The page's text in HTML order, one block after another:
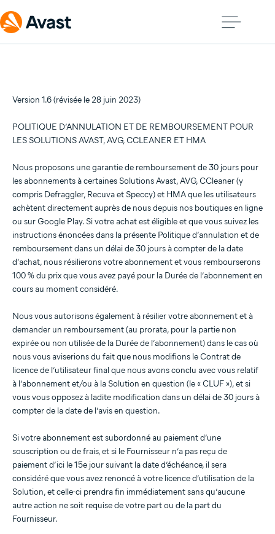
Version 1.6 (révisée le 28 juin 2023)
POLITIQUE D’ANNULATION ET DE REMBOURSEMENT POUR
LES SOLUTIONS AVAST, AVG, CCLEANER ET HMA
Nous proposons une garantie de remboursement de 30 jours pour
les abonnements à certaines Solutions Avast, AVG, CCleaner (y
compris Defraggler, Recuva et Speccy) et HMA que les utilisateurs
achètent directement auprès de nous depuis nos boutiques en ligne
ou sur Google Play. Si votre achat est éligible et que vous suivez les
instructions énoncées dans la présente Politique d’annulation et de
remboursement dans un délai de 30 jours à compter de la date
d’achat, nous résilierons votre abonnement et vous rembourserons
100 % du prix que vous avez payé pour la Durée de l’abonnement en
cours au moment considéré.
Nous vous autorisons également à résilier votre abonnement et à
demander un remboursement (au prorata, pour la partie non
expirée ou non utilisée de la Durée de l’abonnement) dans le cas où
nous vous aviserions du fait que nous modifions le Contrat de
licence de l’utilisateur final que nous avons conclu avec vous relatif
à l’abonnement et/ou à la Solution en question (le « CLUF »), et si
vous vous opposez à ladite modification dans un délai de 30 jours à
compter de la date de l’avis en question.
Si votre abonnement est subordonné au paiement d’une
souscription ou de frais, et si le Fournisseur n’a pas reçu de
paiement d’ici le 15e jour suivant la date d’échéance, il sera
considéré que vous avez renoncé à votre licence d’utilisation de la
Solution, et celle-ci prendra fin immédiatement sans qu’aucune
autre action ne soit requise de votre part ou de la part du
Fournisseur.